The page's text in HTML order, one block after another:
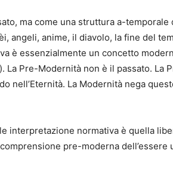
ma come una struttura a-
angeli, anime, il diavolo, la fine del
è essenzialmente un concetto
La Pre-Modernità non è il passato. La
nell’Eternità. La Modernità nega
interpretazione normativa è quella
pre-moderna dell’essere